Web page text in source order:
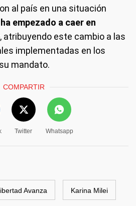
al país en una situación
empezado a caer en
atribuyendo este cambio a las
implementadas en los
mandato.
COMPARTIR
Twitter Whatsapp
Avanza Karina Milei